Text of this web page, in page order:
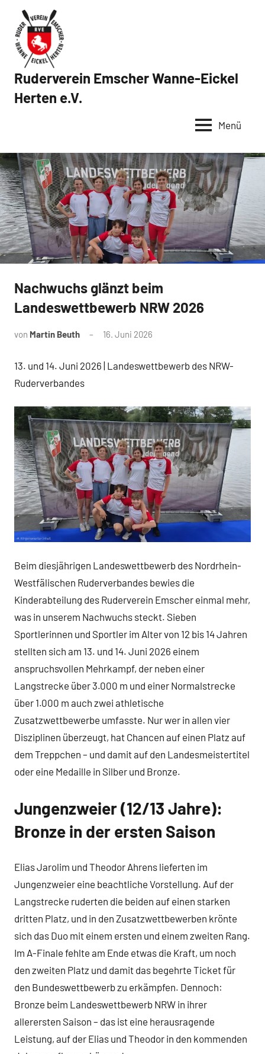
Inhalt
springen
Ruderverein Emscher Wanne-Eickel
Herten e.V.
Menü
News
Nachwuchs glänzt beim
Landeswettbewerb NRW 2026
von Martin Beuth 16. Juni 2026
13. und 14. Juni 2026 | Landeswettbewerb des NRW-
Ruderverbandes
Beim diesjährigen Landeswettbewerb des Nordrhein-
Westfälischen Ruderverbandes bewies die
Kinderabteilung des Ruderverein Emscher einmal mehr,
was in unserem Nachwuchs steckt. Sieben
Sportlerinnen und Sportler im Alter von 12 bis 14 Jahren
stellten sich am 13. und 14. Juni 2026 einem
anspruchsvollen Mehrkampf, der neben einer
Langstrecke über 3.000 m und einer Normalstrecke
über 1.000 m auch zwei athletische
Zusatzwettbewerbe umfasste. Nur wer in allen vier
Disziplinen überzeugt, hat Chancen auf einen Platz auf
dem Treppchen – und damit auf den Landesmeistertitel
oder eine Medaille in Silber und Bronze.
Jungenzweier (12/13 Jahre):
Bronze in der ersten Saison
Elias Jarolim und Theodor Ahrens lieferten im
Jungenzweier eine beachtliche Vorstellung. Auf der
Langstrecke ruderten die beiden auf einen starken
dritten Platz, und in den Zusatzwettbewerben krönte
sich das Duo mit einem ersten und einem zweiten Rang.
Im A-Finale fehlte am Ende etwas die Kraft, um noch
den zweiten Platz und damit das begehrte Ticket für
den Bundeswettbewerb zu erkämpfen. Dennoch:
Bronze beim Landeswettbewerb NRW in ihrer
allerersten Saison – das ist eine herausragende
Leistung, auf der Elias und Theodor in den kommenden